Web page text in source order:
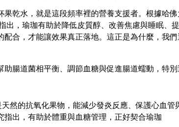
乾⽔，就是這段頻率裡的營養⽀援者。 根據哈
出，瑜珈有助於降低⽪質醇、改善焦慮與睡眠、
合，才能讓效果真正落地。這正是為什麼，我
腸道菌相平衡、調節⾎糖與促進腸道蠕動，特別
天然的抗氧化果物，能減少發炎反應、保護⼼⾎管
出，有助於體重與⾎糖管理，正好契合瑜珈